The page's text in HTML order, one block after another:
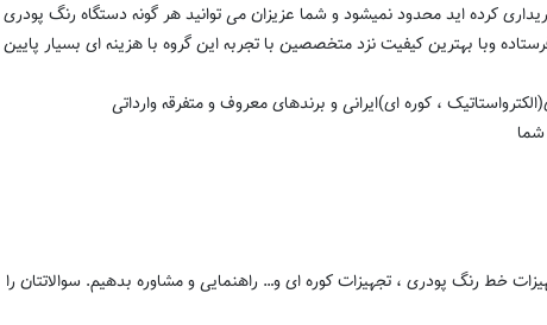
کرده اید محدود نمیشود و شما عزیزان می توانید هر گونه دستگاه رنگ پودری
وبا بهترین کیفیت نزد متخصصین با تجربه این گروه با هزینه ای بسیار پایین
، کوره ای)ایرانی و برندهای معروف و متفرقه وارداتی
خط رنگ پودری ، تجهیزات کوره ای و… راهنمایی و مشاوره بدهیم. سوالاتتان را